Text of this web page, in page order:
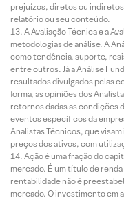
prejuízos, diretos ou
relatório ou seu conteúdo.
A Avaliação Técnica e a
metodologias de análise. A
como tendência, suporte,
entre outros. Já a Análise
resultados divulgados pelas
forma, as opiniões dos
retornos dadas as condições
eventos específicos da
Analistas Técnicos, que
preços dos ativos, com
Ação é uma fração do
mercado. É um título de
rentabilidade não é
mercado. O investimento em